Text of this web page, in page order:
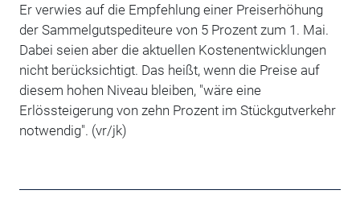
Er verwies auf die Empfehlung einer Preiserhöhung
der Sammelgutspediteure von 5 Prozent zum 1. Mai.
Dabei seien aber die aktuellen Kostenentwicklungen
nicht berücksichtigt. Das heißt, wenn die Preise auf
diesem hohen Niveau bleiben, "wäre eine
Erlössteigerung von zehn Prozent im Stückgutverkehr
notwendig". (vr/jk)